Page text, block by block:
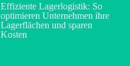
Effiziente Lagerlogistik: So
optimieren Unternehmen ihre
Lagerflächen und sparen
Kosten